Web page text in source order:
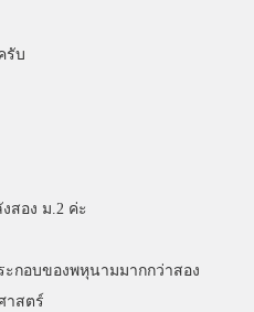
รับ
สอง ม.2 ค่ะ
ะกอบของพหุนามมากกว่าสอง
าสตร์